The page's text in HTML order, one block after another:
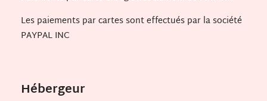
Les paiements par cartes sont effectués par la société
PAYPAL INC
Hébergeur